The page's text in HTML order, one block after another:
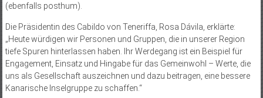
(ebenfalls posthum).
Die Präsidentin des Cabildo von Teneriffa, Rosa Dávila, erklärte:
„Heute würdigen wir Personen und Gruppen, die in unserer Region
tiefe Spuren hinterlassen haben. Ihr Werdegang ist ein Beispiel für
Engagement, Einsatz und Hingabe für das Gemeinwohl – Werte, die
uns als Gesellschaft auszeichnen und dazu beitragen, eine bessere
Kanarische Inselgruppe zu schaffen.“